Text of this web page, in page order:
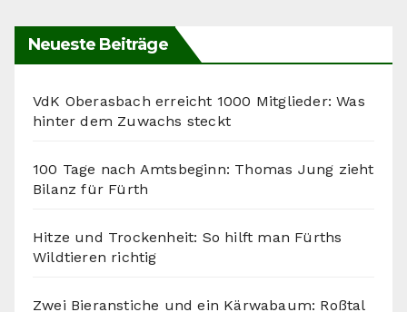
Neueste Beiträge
VdK Oberasbach erreicht 1000 Mitglieder: Was
hinter dem Zuwachs steckt
100 Tage nach Amtsbeginn: Thomas Jung zieht
Bilanz für Fürth
Hitze und Trockenheit: So hilft man Fürths
Wildtieren richtig
Zwei Bieranstiche und ein Kärwabaum: Roßtal